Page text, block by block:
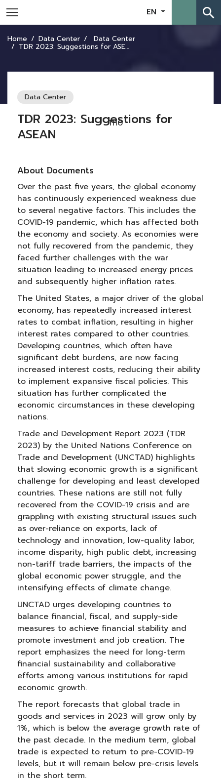
EN search
Home Data Center Data Center
TDR 2023: Suggestions for ASEAN
Data Center
1110
TDR 2023: Suggestions for
ASEAN
About Documents
Over the past five years, the global economy
has continuously experienced weakness due
to several negative factors. This includes the
COVID-19 pandemic, which has affected both
the economy and society. As economies were
not fully recovered from the pandemic, they
faced further challenges with the war
situation leading to increased energy prices
and subsequently higher inflation rates.
The United States, a major driver of the global
economy, has repeatedly increased interest
rates to combat inflation, resulting in higher
interest rates compared to other countries.
Developing countries, which often have
significant debt burdens, are now facing
increased interest costs, reducing their ability
to implement expansive fiscal policies. This
situation has further complicated the
economic circumstances in these developing
nations.
Trade and Development Report 2023 (TDR
2023) by the United Nations Conference on
Trade and Development (UNCTAD) highlights
that slowing economic growth is a significant
challenge for developing and least developed
countries. These nations are still not fully
recovered from the COVID-19 crisis and are
grappling with existing structural issues such
as over-reliance on exports, lack of
technology and innovation, low-quality labor,
income disparity, high public debt, increasing
non-tariff trade barriers, the impacts of the
global economic power struggle, and the
intensifying effects of climate change.
UNCTAD urges developing countries to
balance financial, fiscal, and supply-side
measures to achieve financial stability and
promote investment and job creation. The
report emphasizes the need for long-term
financial sustainability and collaborative
efforts among various institutions for rapid
economic growth.
The report forecasts that global trade in
goods and services in 2023 will grow only by
1%, which is below the average growth rate of
the past decade. In the medium term, global
trade is expected to return to pre-COVID-19
levels, but it will remain below pre-crisis levels
in the short term.